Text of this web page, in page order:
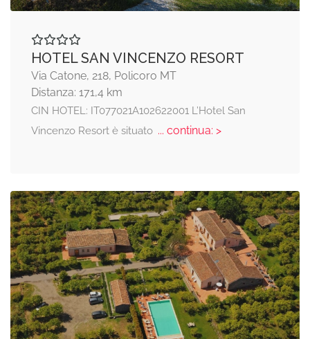
HOTEL SAN VINCENZO RESORT
Via Catone, 218, Policoro MT
Distanza: 171,4 km
CIN HOTEL: IT077021A102622001 L’Hotel San
Vincenzo Resort è situato... continua: >